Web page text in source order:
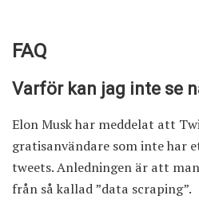
FAQ
Varför kan jag inte se
Elon Musk har meddelat att
gratisanvändare som inte har
tweets. Anledningen är att
från så kallad ”data scraping”.